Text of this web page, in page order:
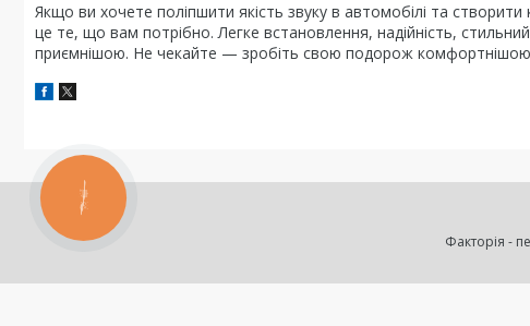
Якщо ви хочете поліпшити якість звуку в автомобілі та
це те, що вам потрібно. Легке встановлення, надійність,
приємнішою. Не чекайте — зробіть свою подорож комфортнішою
КНОПКА
ЗВ'ЯЗКУ